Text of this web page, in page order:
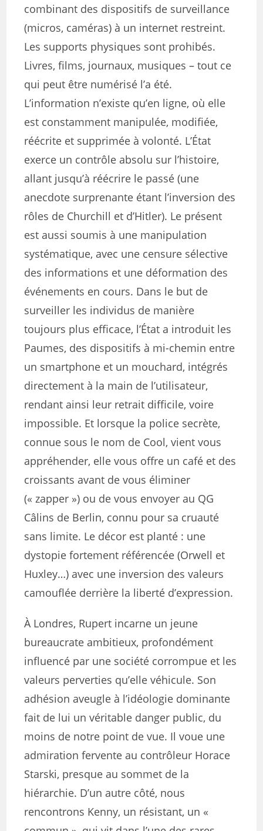
combinant des dispositifs de surveillance
(micros, caméras) à un internet restreint.
Les supports physiques sont prohibés.
Livres, films, journaux, musiques – tout ce
qui peut être numérisé l’a été.
L’information n’existe qu’en ligne, où elle
est constamment manipulée, modifiée,
réécrite et supprimée à volonté. L’État
exerce un contrôle absolu sur l’histoire,
allant jusqu’à réécrire le passé (une
anecdote surprenante étant l’inversion des
rôles de Churchill et d’Hitler). Le présent
est aussi soumis à une manipulation
systématique, avec une censure sélective
des informations et une déformation des
événements en cours. Dans le but de
surveiller les individus de manière
toujours plus efficace, l’État a introduit les
Paumes, des dispositifs à mi-chemin entre
un smartphone et un mouchard, intégrés
directement à la main de l’utilisateur,
rendant ainsi leur retrait difficile, voire
impossible. Et lorsque la police secrète,
connue sous le nom de Cool, vient vous
appréhender, elle vous offre un café et des
croissants avant de vous éliminer
(« zapper ») ou de vous envoyer au QG
Câlins de Berlin, connu pour sa cruauté
sans limite. Le décor est planté : une
dystopie fortement référencée (Orwell et
Huxley…) avec une inversion des valeurs
camouflée derrière la liberté d’expression.
À Londres, Rupert incarne un jeune
bureaucrate ambitieux, profondément
influencé par une société corrompue et les
valeurs perverties qu’elle véhicule. Son
adhésion aveugle à l’idéologie dominante
fait de lui un véritable danger public, du
moins de notre point de vue. Il voue une
admiration fervente au contrôleur Horace
Starski, presque au sommet de la
hiérarchie. D’un autre côté, nous
rencontrons Kenny, un résistant, un «